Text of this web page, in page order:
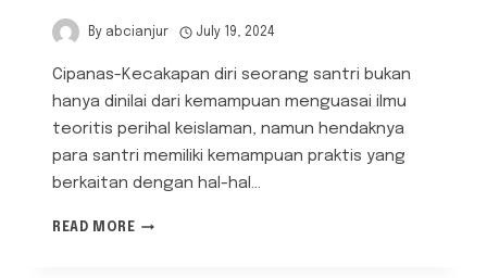
By abcianjur July 19, 2024
Cipanas-Kecakapan diri seorang santri bukan
hanya dinilai dari kemampuan menguasai ilmu
teoritis perihal keislaman, namun hendaknya
para santri memiliki kemampuan praktis yang
berkaitan dengan hal-hal…
READ MORE HIDUPKAN